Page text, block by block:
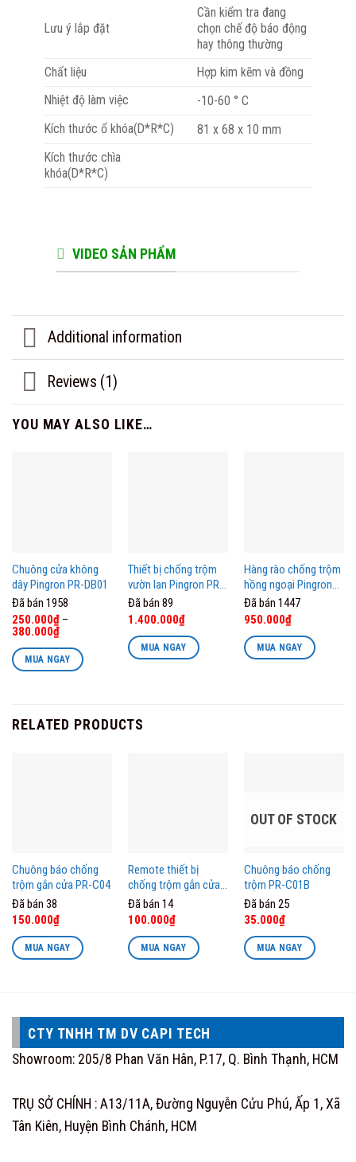
Lưu ý lắp đặt
Cần kiểm tra đang
chọn chế độ báo động
hay thông thường
Chất liệu
Hợp kim kẽm và đồng
Nhiệt độ làm việc
-10-60 ° C
Kích thước ổ khóa(D*R*C)
81 x 68 x 10 mm
Kích thước chìa
khóa(D*R*C)
VIDEO SẢN PHẨM
Additional information
Reviews (1)
YOU MAY ALSO LIKE…
Chuông cửa không
dây Pingron PR-DB01
Đã bán 1958
250.000₫–
380.000₫
MUA NGAY
has
on
the
product
page
Thiết bị chống trộm
vườn lan Pingron PR-
DP04
Đã bán 89
1.400.000₫
MUA NGAY
Hàng rào chống trộm
hồng ngoại Pingron
PR-DB100T
Đã bán 1447
950.000₫
MUA NGAY
RELATED PRODUCTS
Chuông báo chống
trộm gắn cửa PR-C04
Đã bán 38
Original
was:
180.000₫.
150.000₫Current
price
is:
150.000₫.
MUA NGAY
Remote thiết bị
chống trộm gắn cửa
PR-RE03 Pingron
Đã bán 14
100.000₫
MUA NGAY
OUT OF STOCK
Chuông báo chống
trộm PR-C01B
Đã bán 25
Original
was:
42.000₫.
35.000₫Current
price
is:
35.000₫.
MUA NGAY
CTY TNHH TM DV CAPI TECH
Showroom: 205/8 Phan Văn Hân, P.17, Q. Bình Thạnh, HCM
TRỤ SỞ CHÍNH : A13/11A, Đường Nguyễn Cửu Phú, Ấp 1, Xã
Tân Kiên, Huyện Bình Chánh, HCM